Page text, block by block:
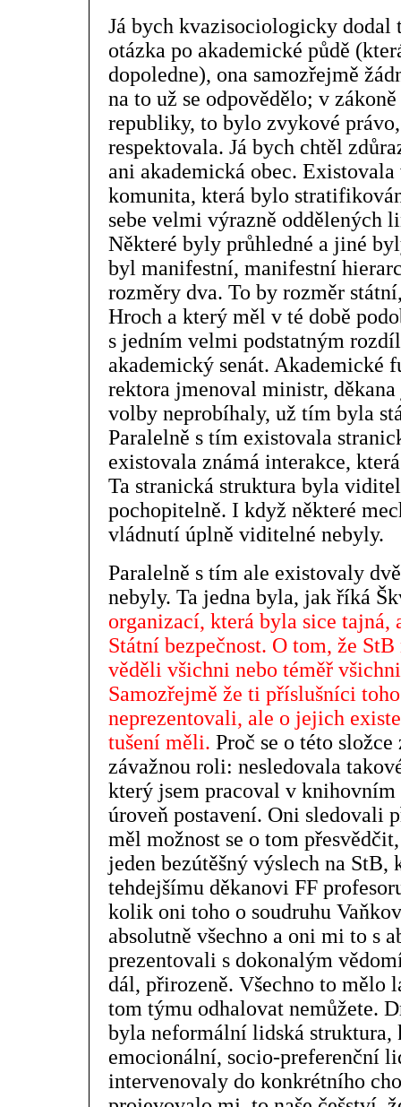
Já bych kvazisociologicky
otázka po akademické půdě
dopoledne), ona samozřejmě
na to už se odpovědělo; v
republiky, to bylo zvykové
respektovala. Já bych chtěl
ani akademická obec.
komunita, která bylo
sebe velmi výrazně oddělených
Některé byly průhledné a jiné
byl manifestní, manifestní
rozměry dva. To by rozměr
Hroch a který měl v té době
s jedním velmi podstatným
akademický senát. Akademické
rektora jmenoval ministr,
volby neprobíhaly, už tím byla
Paralelně s tím existovala
existovala známá interakce,
Ta stranická struktura byla
pochopitelně. I když některé
vládnutí úplně viditelné nebyly.
Paralelně s tím ale existovaly
nebyly. Ta jedna byla, jak říká
organizací, která byla sice
Státní bezpečnost. O tom, že
věděli všichni nebo téměř
Samozřejmě že ti příslušníci
neprezentovali, ale o jejich
tušení měli. Proč se o této
závažnou roli: nesledovala
který jsem pracoval v
úroveň postavení. Oni sledovali
měl možnost se o tom
jeden bezútěšný výslech na
tehdejšímu děkanovi FF
kolik oni toho o soudruhu
absolutně všechno a oni mi to s
prezentovali s dokonalým
dál, přirozeně. Všechno to mělo
tom týmu odhalovat nemůžete.
byla neformální lidská struktura,
emocionální, socio-preferenční
intervenovaly do konkrétního